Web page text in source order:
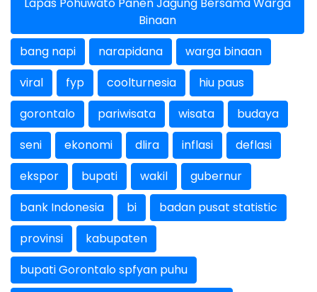
Lapas Pohuwato Panen Jagung Bersama Warga
Binaan
bang napi
narapidana
warga binaan
viral
fyp coolturnesia
hiu paus
gorontalo
pariwisata wisata
budaya
seni
ekonomi dlira inflasi
deflasi
ekspor
bupati wakil
gubernur
bank Indonesia
bi
badan pusat statistic
provinsi
kabupaten
bupati Gorontalo spfyan puhu